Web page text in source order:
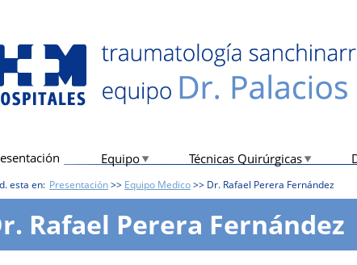
Equipo Técnicas Quirúrgicas
esta en: Presentación>> Equipo Medico>> Dr. Rafael Perera Fernández
Rafael Perera Fernández